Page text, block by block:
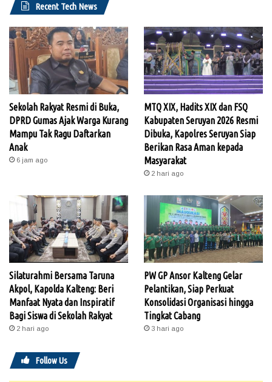
Recent Tech News
Sekolah Rakyat Resmi di Buka,
DPRD Gumas Ajak Warga Kurang
Mampu Tak Ragu Daftarkan
Anak
6 jam ago
MTQ XIX, Hadits XIX dan FSQ
Kabupaten Seruyan 2026 Resmi
Dibuka, Kapolres Seruyan Siap
Berikan Rasa Aman kepada
Masyarakat
2 hari ago
Silaturahmi Bersama Taruna
Akpol, Kapolda Kalteng: Beri
Manfaat Nyata dan Inspiratif
Bagi Siswa di Sekolah Rakyat
2 hari ago
PW GP Ansor Kalteng Gelar
Pelantikan, Siap Perkuat
Konsolidasi Organisasi hingga
Tingkat Cabang
3 hari ago
Follow Us